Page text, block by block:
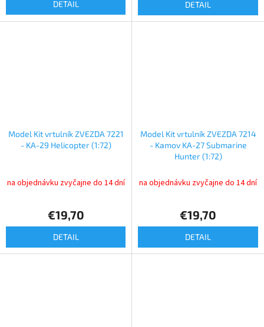
DETAIL DETAIL
Model Kit vrtulník ZVEZDA 7221
- KA-29 Helicopter (1:72)
na objednávku zvyčajne do 14 dní
€19,70
DETAIL
Model Kit vrtulník ZVEZDA 7214
- Kamov KA-27 Submarine
Hunter (1:72)
na objednávku zvyčajne do 14 dní
€19,70
DETAIL